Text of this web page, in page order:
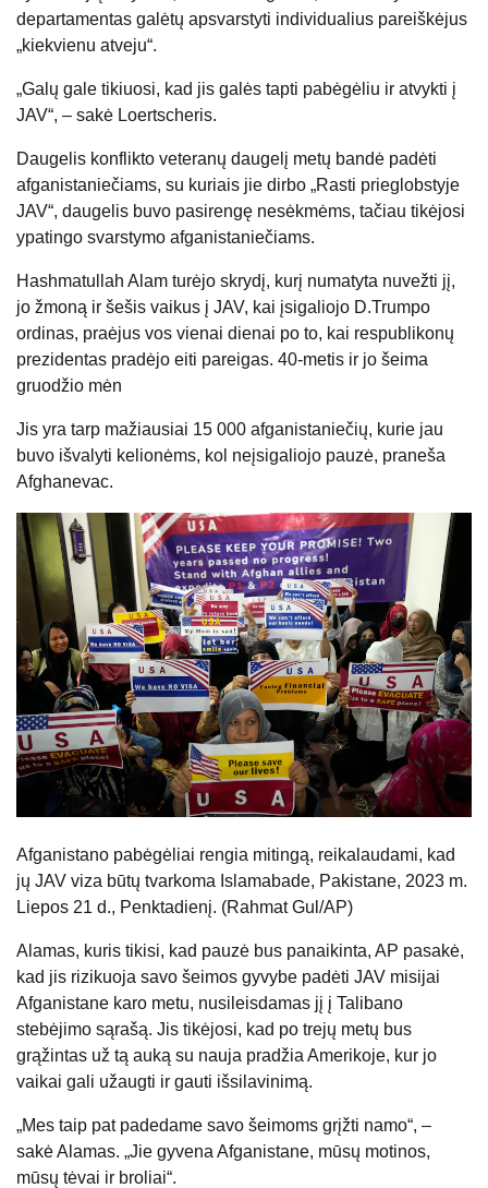
departamentas galėtų apsvarstyti individualius pareiškėjus
„kiekvienu atveju“.
„Galų gale tikiuosi, kad jis galės tapti pabėgėliu ir atvykti į
JAV“, – sakė Loertscheris.
Daugelis konflikto veteranų daugelį metų bandė padėti
afganistaniečiams, su kuriais jie dirbo „Rasti prieglobstyje
JAV“, daugelis buvo pasirengę nesėkmėms, tačiau tikėjosi
ypatingo svarstymo afganistaniečiams.
Hashmatullah Alam turėjo skrydį, kurį numatyta nuvežti jį,
jo žmoną ir šešis vaikus į JAV, kai įsigaliojo D.Trumpo
ordinas, praėjus vos vienai dienai po to, kai respublikonų
prezidentas pradėjo eiti pareigas. 40-metis ir jo šeima
gruodžio mėn
Jis yra tarp mažiausiai 15 000 afganistaniečių, kurie jau
buvo išvalyti kelionėms, kol neįsigaliojo pauzė, praneša
Afghanevac.
Afganistano pabėgėliai rengia mitingą, reikalaudami, kad
jų JAV viza būtų tvarkoma Islamabade, Pakistane, 2023 m.
Liepos 21 d., Penktadienį. (Rahmat Gul/AP)
Alamas, kuris tikisi, kad pauzė bus panaikinta, AP pasakė,
kad jis rizikuoja savo šeimos gyvybe padėti JAV misijai
Afganistane karo metu, nusileisdamas jį į Talibano
stebėjimo sąrašą. Jis tikėjosi, kad po trejų metų bus
grąžintas už tą auką su nauja pradžia Amerikoje, kur jo
vaikai gali užaugti ir gauti išsilavinimą.
„Mes taip pat padedame savo šeimoms grįžti namo“, –
sakė Alamas. „Jie gyvena Afganistane, mūsų motinos,
mūsų tėvai ir broliai“.